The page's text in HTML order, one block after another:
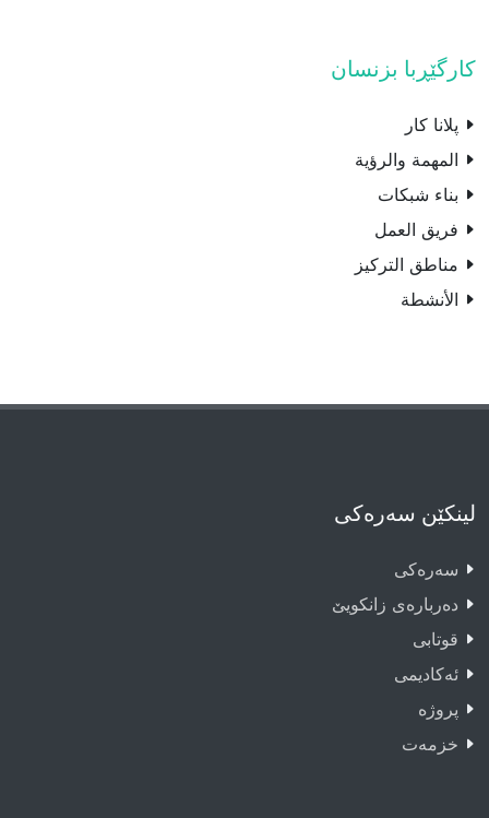
کارگێڕبا بزنسان
پلانا کار
المهمة والرؤية
بناء شبكات
فريق العمل
مناطق التركيز
الأنشطة
لینکێن سەرەکی
سەرەکى
دەربارەى زانکویێ
قوتابى
ئەکادیمى
پروژە
خزمەت